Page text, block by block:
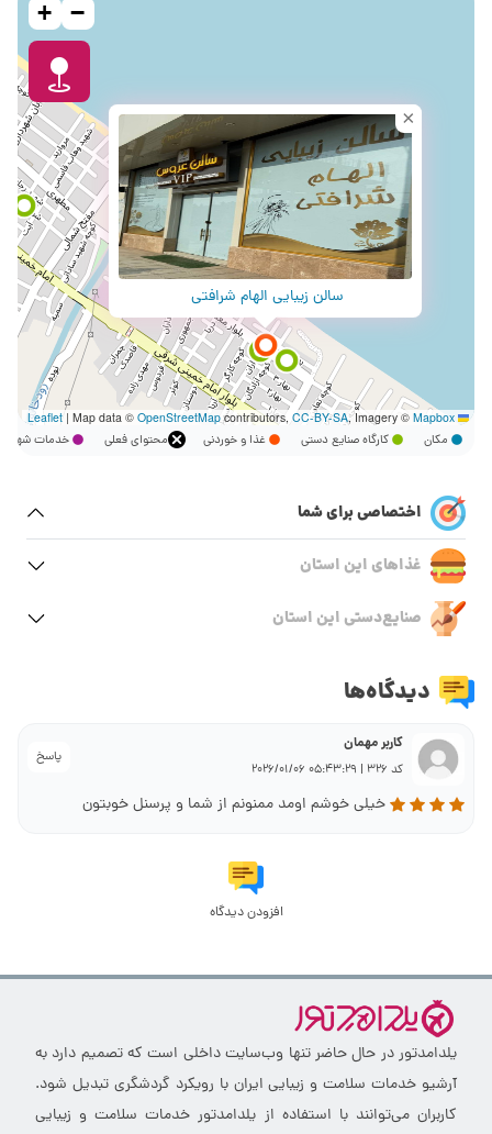
سالن زیبایی الهام شرافتی
×
+ −
Leaflet
| Map data © OpenStreetMapcontributors, CC-BY-SA, Imagery © Mapbox
مکان کارگاه صنایع دستی غذا و خوردنی محتوای فعلی خدمات
اختصاصی برای شما
غذاهای این استان
صنایع‌دستی این استان
دیدگاه‌ها
پاسخ
کاربر مهمان
کد 326 | 05:43:29 2026/01/06
خیلی خوشم اومد ممنونم از شما و پرسنل خوبتون
افزودن دیدگاه
یلدامدتور در حال حاضر تنها وب‌سایت داخلی است که تصمیم دارد به
آرشیو خدمات سلامت و زیبایی ایران با رویکرد گردشگری تبدیل شود.
کاربران می‌توانند با استفاده از یلدامدتور خدمات سلامت و زیبایی